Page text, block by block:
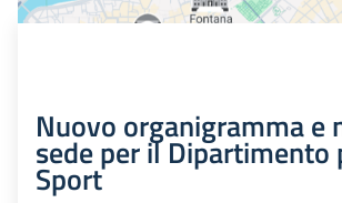
Nuovo organigramma e
sede per il Dipartimento
Sport